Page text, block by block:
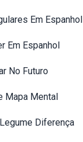
Em Espanhol
Em Espanhol
No Futuro
Mapa Mental
Diferença